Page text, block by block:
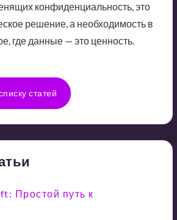
конфиденциальность, это
решение, а необходимость в
где данные — это ценность.
статей
Простой путь к